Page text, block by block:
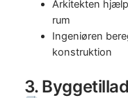
Arkitekten
rum
Ingeniøren
konstruktion
3.